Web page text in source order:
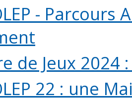
-
de Jeux 2024
22 : une